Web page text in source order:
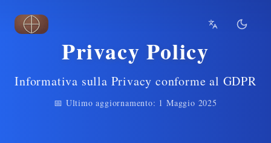
Vai al contenuto principale
Privacy Policy
Informativa sulla Privacy conforme al GDPR
📅 Ultimo aggiornamento: 1 Maggio 2025